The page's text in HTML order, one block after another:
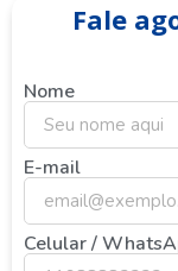
Fale
Nome
E-mail
Celular /